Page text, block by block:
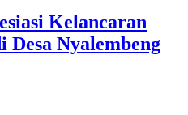
Kelancaran
Desa Nyalembeng